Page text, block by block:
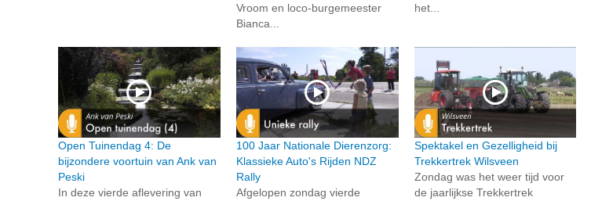
Vroom en loco-burgemeester
Bianca...
het...
Open Tuinendag 4: De
bijzondere voortuin van Ank van
Peski
In deze vierde aflevering van
100 Jaar Nationale Dierenzorg:
Klassieke Auto's Rijden NDZ
Rally
Afgelopen zondag vierde
Spektakel en Gezelligheid bij
Trekkertrek Wilsveen
Zondag was het weer tijd voor
de jaarlijkse Trekkertrek